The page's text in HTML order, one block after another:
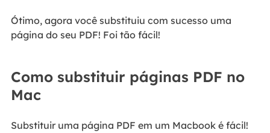
Ótimo, agora você substituiu com sucesso uma
página do seu PDF! Foi tão fácil!
Como substituir páginas PDF no
Mac
Substituir uma página PDF em um Macbook é fácil!